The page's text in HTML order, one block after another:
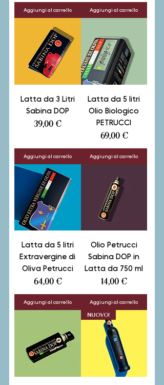
Aggiungi al carrello Aggiungi al carrello
Latta da 3 Litri
Sabina DOP
Prezzo
39,00 €
Aggiungi al carrello
Latta da 5 litri
Olio Biologico
PETRUCCI
Prezzo
69,00 €
Aggiungi al carrello
Latta da 5 litri
Extravergine di
Oliva Petrucci
Prezzo
64,00 €
Aggiungi al carrello
Olio Petrucci
Sabina DOP in
Latta da 750 ml
Prezzo
14,00 €
Aggiungi al carrello
NUOVO!